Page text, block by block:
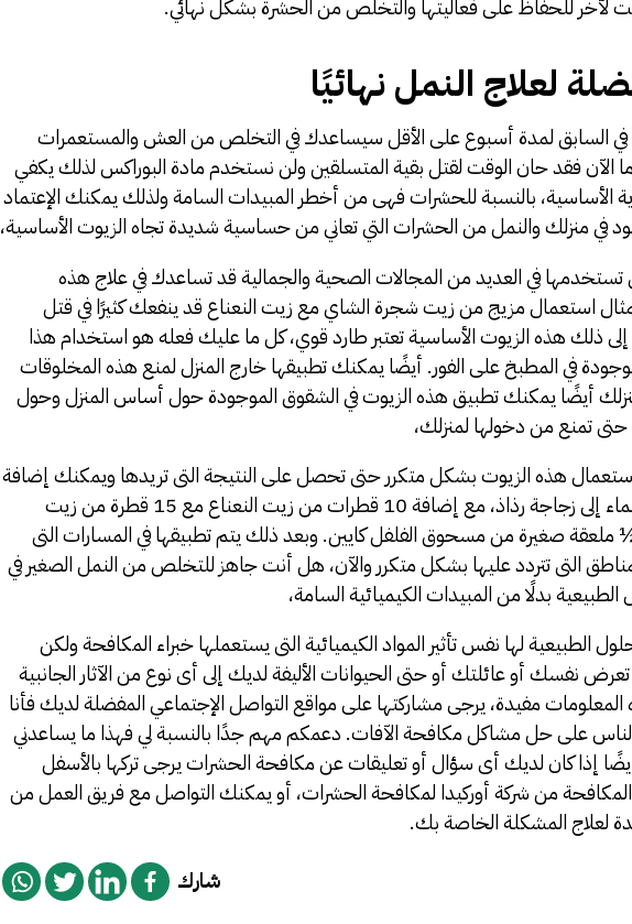
لآخر للحفاظ على فعاليتها والتخلص من الحشرة بشكل نهائي.
لعلاج النمل نهائيًا
في السابق لمدة أسبوع على الأقل سيساعدك في التخلص من العش والمستعمرات
الآن فقد حان الوقت لقتل بقية المتسلقين ولن نستخدم مادة البوراكس لذلك يكفي
الأساسية، بالنسبة للحشرات فهى من أخطر المبيدات السامة ولذلك يمكنك الإعتماد
في منزلك والنمل من الحشرات التي تعاني من حساسية شديدة تجاه الزيوت الأساسية،
تستخدمها في العديد من المجالات الصحية والجمالية قد تساعدك في علاج هذه
استعمال مزيج من زيت شجرة الشاي مع زيت النعناع قد ينفعك كثيرًا في قتل
إلى ذلك هذه الزيوت الأساسية تعتبر طارد قوي، كل ما عليك فعله هو استخدام هذا
في المطبخ على الفور. أيضًا يمكنك تطبيقها خارج المنزل لمنع هذه المخلوقات
أيضًا يمكنك تطبيق هذه الزيوت في الشقوق الموجودة حول أساس المنزل وحول
حتى تمنع من دخولها لمنزلك،
هذه الزيوت بشكل متكرر حتى تحصل على النتيجة التى تريدها ويمكنك إضافة
إضافة 6-8 أوقية من الماء إلى زجاجة رذاذ، مع إضافة 10 قطرات من زيت النعناع مع 15 قطرة من زيت
صغيرة من مسحوق الفلفل كايين. وبعد ذلك يتم تطبيقها في المسارات التى
التى تتردد عليها بشكل متكرر والآن، هل أنت جاهز للتخلص من النمل الصغير في
بدلًا من المبيدات الكيميائية السامة،
الطبيعية لها نفس تأثير المواد الكيميائية التى يستعملها خبراء المكافحة ولكن
نفسك أو عائلتك أو حتى الحيوانات الأليفة لديك إلى أى نوع من الآثار الجانبية
مفيدة، يرجى مشاركتها على مواقع التواصل الإجتماعي المفضلة لديك فأنا
على حل مشاكل مكافحة الآفات. دعمكم مهم جدًا بالنسبة لي فهذا ما يساعدني
إذا كان لديك أى سؤال أو تعليقات عن مكافحة الحشرات يرجى تركها بالأسفل
منشركة أوركيدا لمكافحة الحشرات، أو يمكنك التواصل مع فريق العمل من
لعلاج المشكلة الخاصة بك.
شارك